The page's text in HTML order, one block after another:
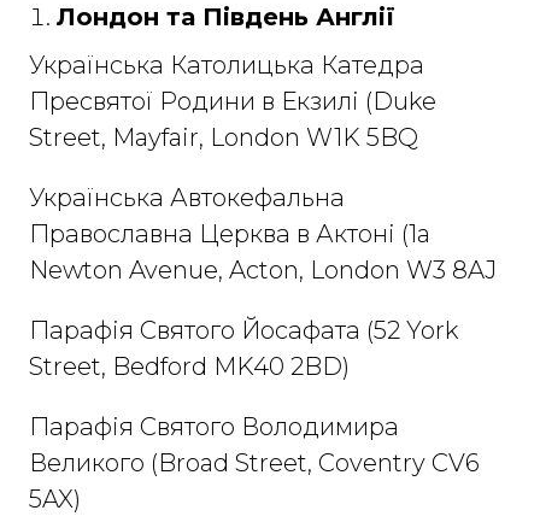
Лондон та Південь Англії
Українська Католицька Катедра
Пресвятої Родини в Екзилі (Duke
Street, Mayfair, London W1K 5BQ​
Українська Автокефальна
Православна Церква в Актоні (1a
Newton Avenue, Acton, London W3 8AJ​
Парафія Святого Йосафата (52 York
Street, Bedford MK40 2BD)​
Парафія Святого Володимира
Великого (Broad Street, Coventry CV6
5AX​)